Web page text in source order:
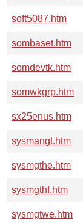
soft5087.htm
sombaset.htm
somdevtk.htm
somwkgrp.htm
sx25enus.htm
sysmangt.htm
sysmgthe.htm
sysmgthf.htm
sysmgtwe.htm